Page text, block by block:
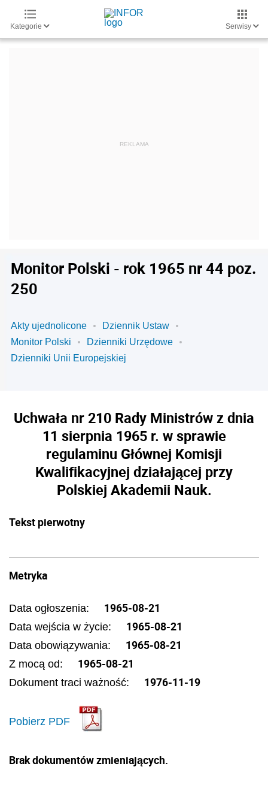
Kategorie Serwisy
Monitor Polski - rok 1965 nr 44 poz.
250
Akty ujednolicone
Dziennik Ustaw
Monitor Polski
Dzienniki Urzędowe
Dzienniki Unii Europejskiej
Uchwała nr 210 Rady Ministrów z dnia
11 sierpnia 1965 r. w sprawie
regulaminu Głównej Komisji
Kwalifikacyjnej działającej przy
Polskiej Akademii Nauk.
Tekst pierwotny
Metryka
Data ogłoszenia: 1965-08-21
Data wejścia w życie: 1965-08-21
Data obowiązywania: 1965-08-21
Z mocą od: 1965-08-21
Dokument traci ważność: 1976-11-19
Pobierz PDF
Brak dokumentów zmieniających.